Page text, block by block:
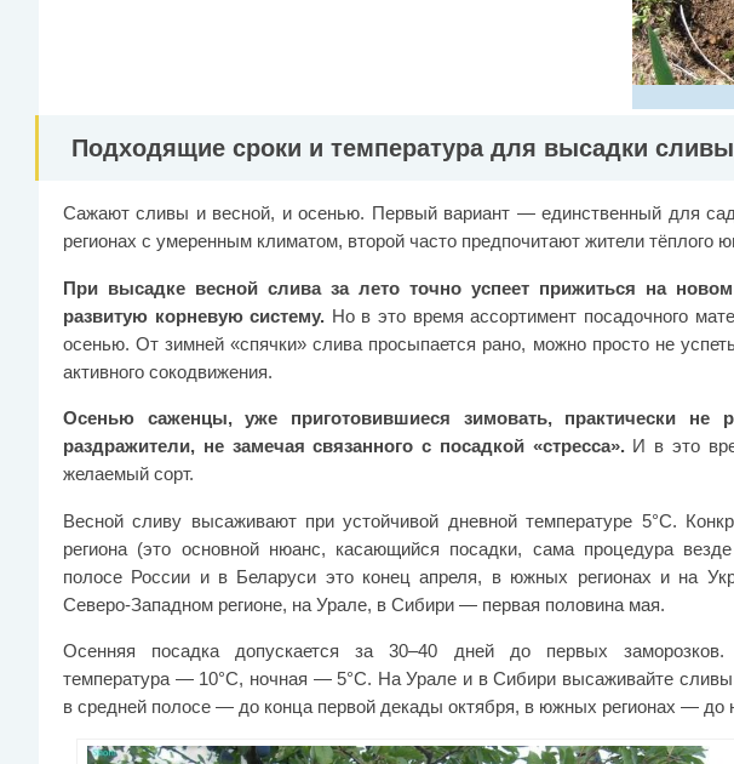
Подходящие сроки и температура для высадки сливы
Сажают сливы и весной, и осенью. Первый вариант — единственный для
регионах с умеренным климатом, второй часто предпочитают жители тёплого
При высадке весной слива за лето точно успеет прижиться на
развитую корневую систему. Но в это время ассортимент посадочного
осенью. От зимней «спячки» слива просыпается рано, можно просто не
активного сокодвижения.
Осенью саженцы, уже приготовившиеся зимовать, практически не
раздражители, не замечая связанного с посадкой «стресса».И в это
желаемый сорт.
Весной сливу высаживают при устойчивой дневной температуре 5°C.
региона (это основной нюанс, касающийся посадки, сама процедура
полосе России и в Беларуси это конец апреля, в южных регионах и на
Северо-Западном регионе, на Урале, в Сибири — первая половина мая.
Осенняя посадка допускается за 30–40 дней до первых заморозков.
температура — 10°C, ночная — 5°C. На Урале и в Сибири высаживайте сливы
в средней полосе — до конца первой декады октября, в южных регионах — до